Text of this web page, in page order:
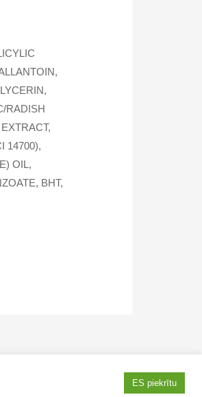
RADISH
14700),
OIL,
BHT,
ES piekrītu